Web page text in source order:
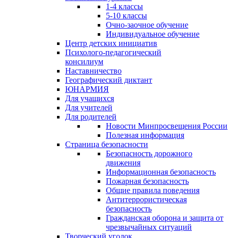
1-4 классы
5-10 классы
Очно-заочное обучение
Индивидуальное обучение
Центр детских инициатив
Психолого-педагогический
консилиум
Наставничество
Географический диктант
ЮНАРМИЯ
Для учащихся
Для учителей
Для родителей
Новости Минпросвещения России
Полезная информация
Страница безопасности
Безопасность дорожного
движения
Информационная безопасность
Пожарная безопасность
Общие правила поведения
Антитеррористическая
безопасность
Гражданская оборона и защита от
чрезвычайных ситуаций
Творческий уголок